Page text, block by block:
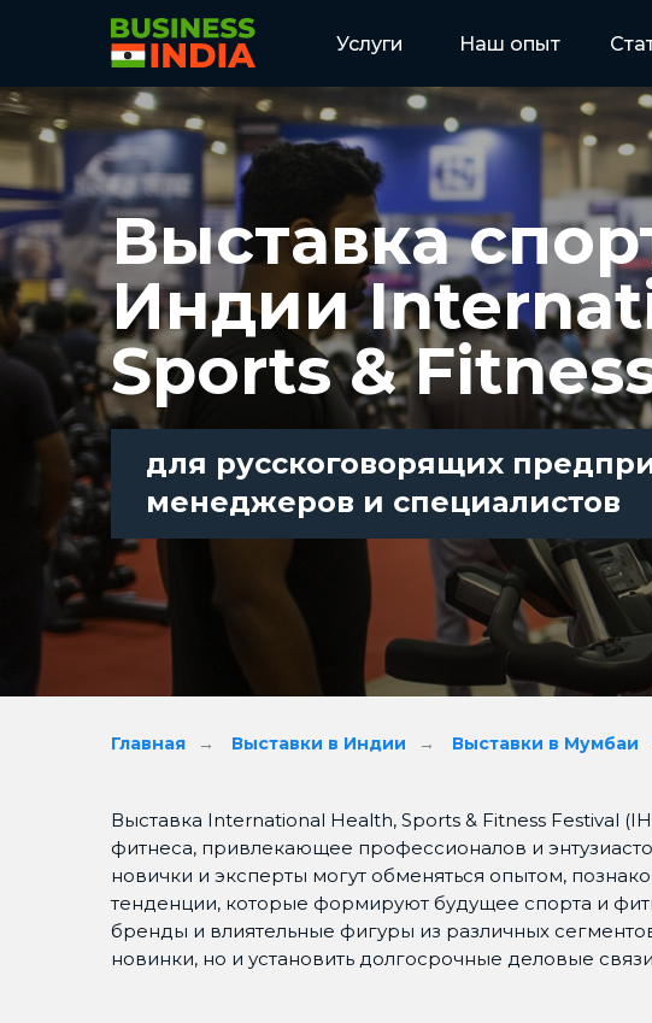
Услуги Наш опыт
Выставка
Индии
Sports &
для русскоговорящих
менеджеров и специалистов
Главная → Выставки в Индии → Выставки в Мумбаи
Выставка International Health, Sports & Fitness Festival
фитнеса, привлекающее профессионалов и
новички и эксперты могут обменяться опытом,
тенденции, которые формируют будущее спорта и
бренды и влиятельные фигуры из различных
новинки, но и установить долгосрочные деловые